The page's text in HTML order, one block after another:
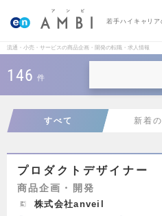
若手ハイキャリ
流通・小売・サービスの商品企画・開発の転職・求人情報
146 件
すべて 新着
プロダクトデザイナー
商品企画・開発
株式会社anveil